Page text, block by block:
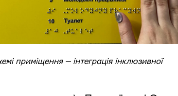
приміщення — інтеграція інклюзивної